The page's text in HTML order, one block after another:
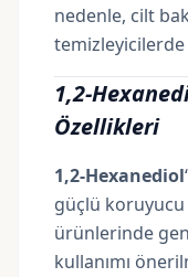
nedenle, cilt
temizleyicilerde
1,2-
Özellikleri
1,2-Hexanediol
güçlü koruyucu
ürünlerinde
kullanımı